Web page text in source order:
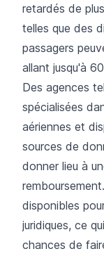
retardés de
telles que des
passagers
allant jusqu'à
Des agences
spécialisées
aériennes et
sources de
donner lieu à
disponibles
juridiques, ce
chances de